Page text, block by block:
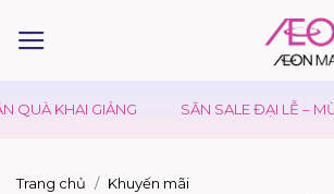
KHAI GIẢNG SĂN SALE ĐẠI LỄ –
Trang chủ
Khuyến mãi